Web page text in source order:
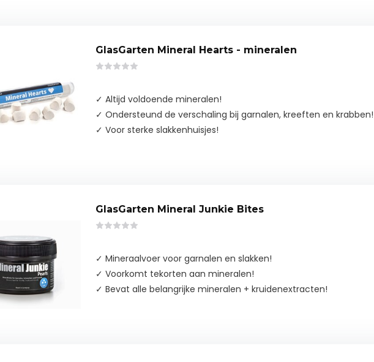
GlasGarten Mineral Hearts - mineralen
✓ Altijd voldoende mineralen!
✓ Ondersteund de verschaling bij garnalen, kreeften en krabben!
✓ Voor sterke slakkenhuisjes!
GlasGarten Mineral Junkie Bites
✓ Mineraalvoer voor garnalen en slakken!
✓ Voorkomt tekorten aan mineralen!
✓ Bevat alle belangrijke mineralen + kruidenextracten!